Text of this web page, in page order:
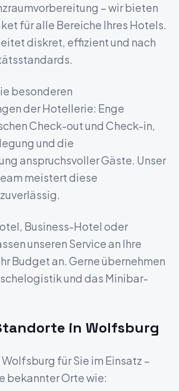
– wir bieten
für alle Bereiche Ihres Hotels.
diskret, effizient und nach
besonderen
der Hotellerie: Enge
Check-out und Check-in,
und die
anspruchsvoller Gäste. Unser
meistert diese
Business-Hotel oder
unseren Service an Ihre
Budget an. Gerne übernehmen
und das Minibar-
in Wolfsburg
Wolfsburg für Sie im Einsatz –
bekannter Orte wie: